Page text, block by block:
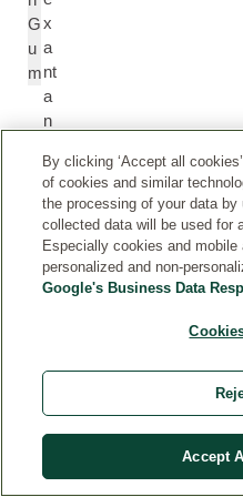
G
u
m
x
a
nt
a
n
(e
m
ul
g
e
nt
a
bil
By clicking ‘Accept all
of cookies and similar
the processing of your data
collected data will be used for
Especially cookies and
personalized and non-
Google's Business Data
Accept